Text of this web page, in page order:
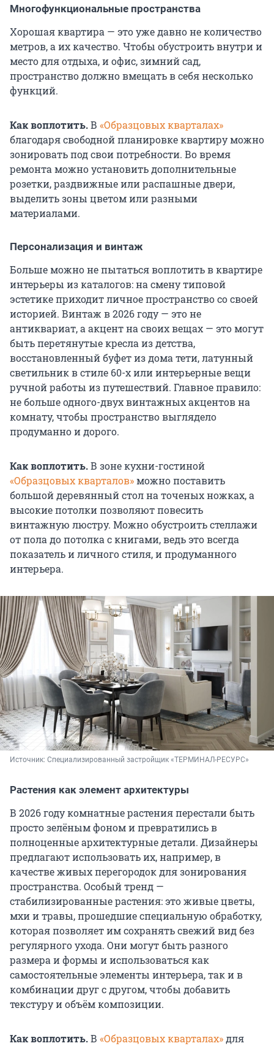
Многофункциональные пространства
Хорошая квартира — это уже давно не количество
метров, а их качество. Чтобы обустроить внутри и
место для отдыха, и офис, зимний сад,
пространство должно вмещать в себя несколько
функций.
Как воплотить.В «Образцовых кварталах»
благодаря свободной планировке квартиру можно
зонировать под свои потребности. Во время
ремонта можно установить дополнительные
розетки, раздвижные или распашные двери,
выделить зоны цветом или разными
материалами.
Персонализация и винтаж
Больше можно не пытаться воплотить в квартире
интерьеры из каталогов: на смену типовой
эстетике приходит личное пространство со своей
историей. Винтаж в 2026 году — это не
антиквариат, а акцент на своих вещах — это могут
быть перетянутые кресла из детства,
восстановленный буфет из дома тети, латунный
светильник в стиле 60-х или интерьерные вещи
ручной работы из путешествий. Главное правило:
не больше одного-двух винтажных акцентов на
комнату, чтобы пространство выглядело
продуманно и дорого.
Как воплотить.В зоне кухни-гостиной
«Образцовых кварталов»можно поставить
большой деревянный стол на точеных ножках, а
высокие потолки позволяют повесить
винтажную люстру. Можно обустроить стеллажи
от пола до потолка с книгами, ведь это всегда
показатель и личного стиля, и продуманного
интерьера.
Источник: Специализированный застройщик «ТЕРМИНАЛ-РЕСУРС»
Растения как элемент архитектуры
В 2026 году комнатные растения перестали быть
просто зелёным фоном и превратились в
полноценные архитектурные детали. Дизайнеры
предлагают использовать их, например, в
качестве живых перегородок для зонирования
пространства. Особый тренд —
стабилизированные растения: это живые цветы,
мхи и травы, прошедшие специальную обработку,
которая позволяет им сохранять свежий вид без
регулярного ухода. Они могут быть разного
размера и формы и использоваться как
самостоятельные элементы интерьера, так и в
комбинации друг с другом, чтобы добавить
текстуру и объём композиции.
Как воплотить.В «Образцовых кварталах»для